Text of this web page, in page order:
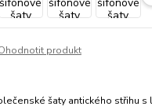
produkt
šaty antického střihu s